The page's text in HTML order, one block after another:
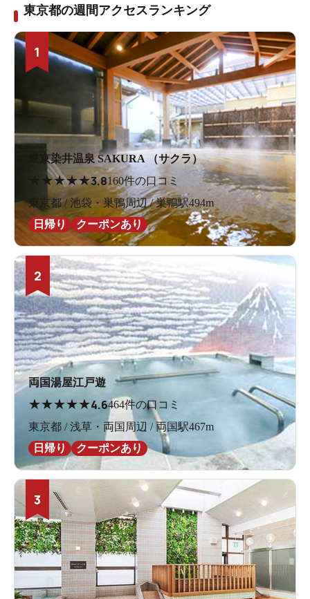
東京都の週間アクセスランキング
1
東京染井温泉 SAKURA （サクラ）
★★★★3.8160件の口コミ
東京都 / 池袋・巣鴨周辺 / 巣鴨駅494m
日帰り
クーポンあり
2
両国湯屋江戸遊
★★★★★4.6464件の口コミ
東京都 / 浅草・両国周辺 / 両国駅467m
日帰り
クーポンあり
3